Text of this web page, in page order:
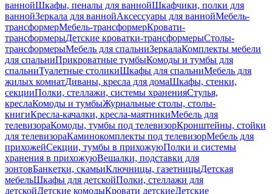
ваннойШкафы, пеналы для ваннойШкафчики, полки для
ваннойЗеркала для ваннойАксессуары для ваннойМебель-
трансформерМебель-трансформерКровати-
трансформерыДетские кроватки-трансформерыСтолы-
трансформерыМебель для спальниЗеркалаКомплекты мебели
для спальниПрикроватные тумбыКомоды и тумбы для
спальниТуалетные столикиШкафы для спальниМебель для
жилых комнатДиваны, кресла для домаШкафы, стенки,
секцииПолки, стеллажи, системы храненияСтулья,
креслаКомоды и тумбыЖурнальные столы, столы-
книгиКресла-качалки, кресла-маятникиМебель для
телевизораКомоды, тумбы под телевизорКронштейны, стойки
для телевизораКаминокомплекты под телевизорМебель для
прихожейСекции, тумбы в прихожуюПолки и системы
хранения в прихожуюВешалки, подставки для
зонтовБанкетки, скамьиКлючницы, газетницыДетская
мебельШкафы для детскойПолки, стеллажи для
детскойДетские комодыКровати детскиеДетские